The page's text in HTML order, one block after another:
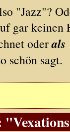
"Jazz"?
gar
oder
schön sagt.